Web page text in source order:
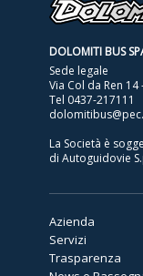
DOLOMITI BUS
Sede legale
Via Col da Ren
Tel 0437-217111
La Società è
di Autoguidovie
Azienda
Servizi
Trasparenza